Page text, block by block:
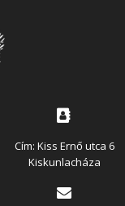
Cím: Kiss Ernő utca 6
Kiskunlacháza